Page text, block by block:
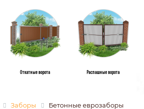
Откатные ворота Распашные ворота
Заборы Бетонные еврозаборы